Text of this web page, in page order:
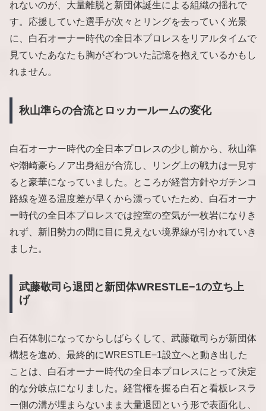
れないのが、大量離脱と新団体誕生による組織の揺れで
す。応援していた選手が次々とリングを去っていく光景
に、白石オーナー時代の全日本プロレスをリアルタイムで
見ていたあなたも胸がざわついた記憶を抱えているかもし
れません。
秋山準らの合流とロッカールームの変化
白石オーナー時代の全日本プロレスの少し前から、秋山準
や潮崎豪らノア出身組が合流し、リング上の戦力は一見す
ると豪華になっていました。ところが経営方針やガチンコ
路線を巡る温度差が早くから漂っていたため、白石オーナ
ー時代の全日本プロレスでは控室の空気が一枚岩になりき
れず、新旧勢力の間に目に見えない境界線が引かれていき
ました。
武藤敬司ら退団と新団体WRESTLE−1の立ち上
げ
白石体制になってからしばらくして、武藤敬司らが新団体
構想を進め、最終的にWRESTLE−1設立へと動き出した
ことは、白石オーナー時代の全日本プロレスにとって決定
的な分岐点になりました。経営権を握る白石と看板レスラ
ー側の溝が埋まらないまま大量退団という形で表面化し、